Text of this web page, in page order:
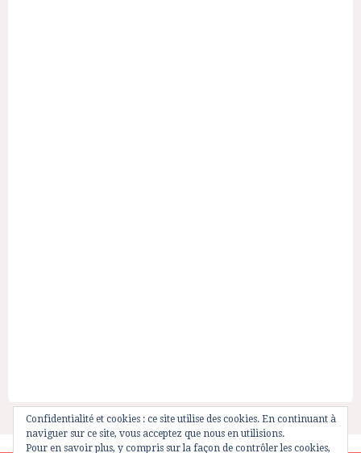
Confidentialité et cookies : ce site utilise des cookies. En continuant à
naviguer sur ce site, vous acceptez que nous en utilisions.
Pour en savoir plus, y compris sur la façon de contrôler les cookies,